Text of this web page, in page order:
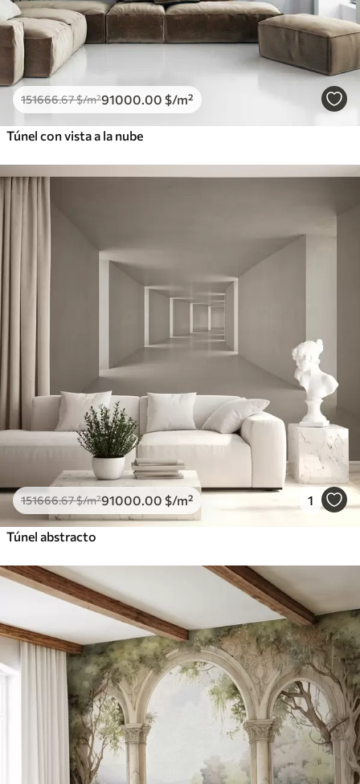
151666.67$/m²91000 .00 $/m²
Túnel con vista a la nube
151666.67$/m²91000 .00 $/m² 1
Túnel abstracto